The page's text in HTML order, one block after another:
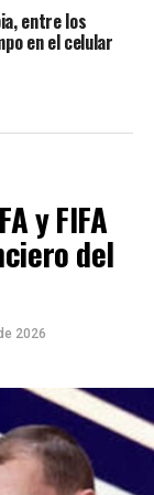
entre los
en el celular
y FIFA
del
2026